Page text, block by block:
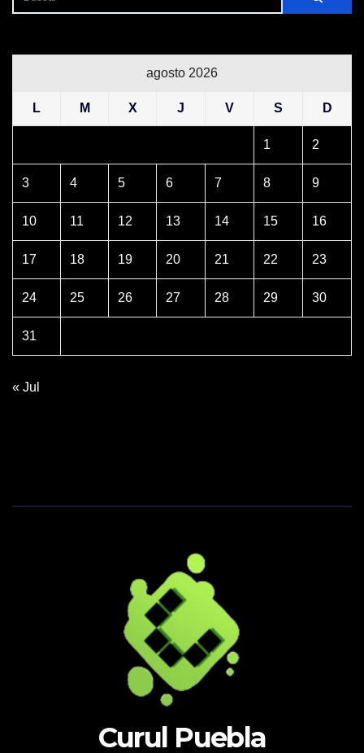
agosto 2026
L M X J V S D
1 2
3 4 5 6 7 8 9
10 11 12 13 14 15 16
17 18 19 20 21 22 23
24 25 26 27 28 29 30
31
« Jul
Curul Puebla